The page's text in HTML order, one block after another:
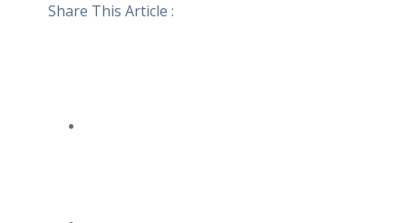
Share This Article :